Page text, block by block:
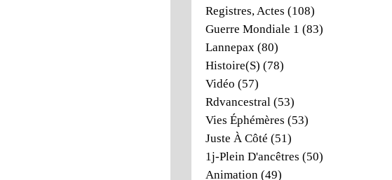
Registres, Actes (108)
Guerre Mondiale 1 (83)
Lannepax (80)
Histoire(s) (78)
Vidéo (57)
Rdvancestral (53)
Vies Éphémères (53)
Juste À Côté (51)
1j-Plein D'ancêtres (50)
Animation (49)